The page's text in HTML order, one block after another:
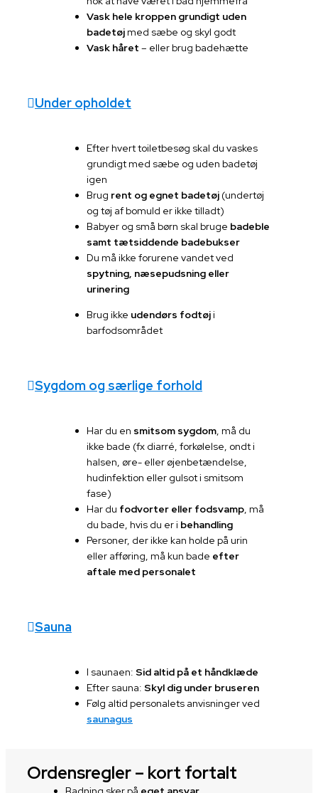
Vask hele kroppen grundigt uden
badetøjmed sæbe og skyl godt
Vask håret – eller brug badehætte
Under opholdet
Efter hvert toiletbesøg skal du vaskes
grundigt med sæbe og uden badetøj
igen
Brug rent og egnet badetøj (undertøj
og tøj af bomuld er ikke tilladt)
Babyer og små børn skal bruge badeble
samt tætsiddende badebukser
Du må ikke forurene vandet ved
spytning, næsepudsning eller
urinering
Brug ikke udendørs fodtøji
barfodsområdet
Sygdom og særlige forhold
Har du en smitsom sygdom, må du
ikke bade (fx diarré, forkølelse, ondt i
halsen, øre- eller øjenbetændelse,
hudinfektion eller gulsot i smitsom
fase)
Har du fodvorter eller fodsvamp, må
du bade, hvis du er i behandling
Personer, der ikke kan holde på urin
eller afføring, må kun bade efter
aftale med personalet
Sauna
I saunaen: Sid altid på et håndklæde
Efter sauna: Skyl dig under bruseren
Følg altid personalets anvisninger ved
saunagus
Ordensregler – kort fortalt